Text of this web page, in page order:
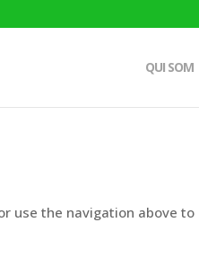
QUI SOM
use the navigation above to